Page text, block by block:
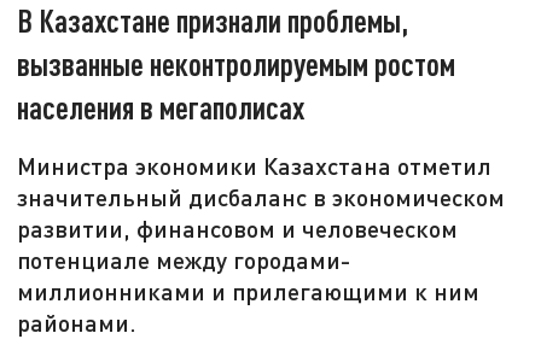
В Казахстане признали проблемы,
вызванные неконтролируемым ростом
населения в мегаполисах
Министра экономики Казахстана отметил
значительный дисбаланс в экономическом
развитии, финансовом и человеческом
потенциале между городами-
миллионниками и прилегающими к ним
районами.